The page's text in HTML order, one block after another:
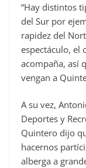
“Hay distintos
del Sur por
rapidez del
espectáculo, el
acompaña, así
vengan a
A su vez,
Deportes y
Quintero dijo
hacernos
alberga a